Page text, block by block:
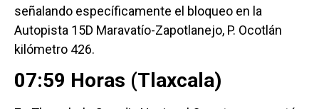
señalando específicamente el bloqueo en la
Autopista 15D Maravatío-Zapotlanejo, P. Ocotlán
kilómetro 426.
07:59 Horas (Tlaxcala)